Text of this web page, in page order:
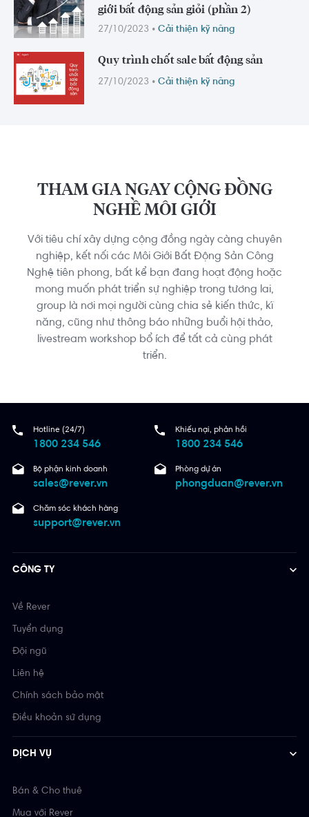
giới bất động sản giỏi (phần 2)
27/10/2023 • Cải thiện kỹ năng
Quy trình chốt sale bất động sản
27/10/2023 • Cải thiện kỹ năng
THAM GIA NGAY CỘNG ĐỒNG
NGHỀ MÔI GIỚI
Với tiêu chí xây dựng cộng đồng ngày càng chuyên
nghiệp, kết nối các Môi Giới Bất Động Sản Công
Nghệ tiên phong, bất kể bạn đang hoạt động hoặc
mong muốn phát triển sự nghiệp trong tương lai,
group là nơi mọi người cùng chia sẻ kiến thức, kĩ
năng, cũng như thông báo những buổi hội thảo,
livestream workshop bổ ích để tất cả cùng phát
triển.
Hotline (24/7)
1800 234 546
Khiếu nại, phản hồi
1800 234 546
Bộ phận kinh doanh
sales@rever.vn
Phòng dự án
phongduan@rever.vn
Chăm sóc khách hàng
support@rever.vn
CÔNG TY
Về Rever
Tuyển dụng
Đội ngũ
Liên hệ
Chính sách bảo mật
Điều khoản sử dụng
DỊCH VỤ
Bán & Cho thuê
Mua với Rever